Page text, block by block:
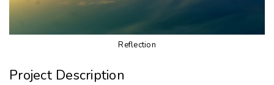
Reflection
Project Description